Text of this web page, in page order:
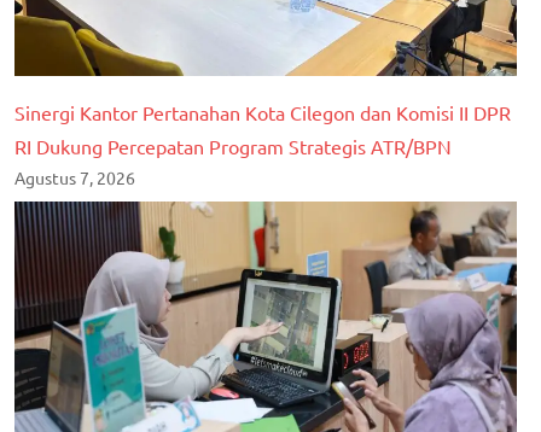
Sinergi Kantor Pertanahan Kota Cilegon dan Komisi II DPR
RI Dukung Percepatan Program Strategis ATR/BPN
Agustus 7, 2026